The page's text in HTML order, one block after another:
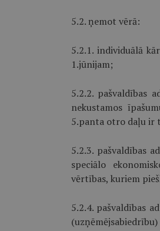
5.2. ņemot vērā:
5.2.1. individuālā
1.jūnijam;
5.2.2. pašvaldības
nekustamos
5.panta otro daļu ir
5.2.3. pašvaldības
speciālo
vērtības, kuriem
5.2.4. pašvaldības